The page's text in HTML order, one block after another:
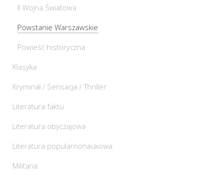
II Wojna Światowa
Powstanie Warszawskie
Powieść historyczna
Klasyka
Kryminał / Sensacja / Thriller
Literatura faktu
Literatura obyczajowa
Literatura popularnonaukowa
Militaria